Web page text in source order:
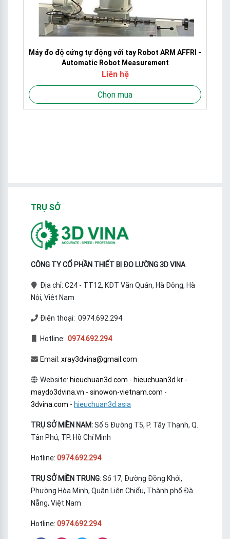
Máy đo độ cứng tự động với tay Robot ARM AFFRI -
Automatic Robot Measurement
Liên hệ
Chọn mua
TRỤ SỞ
CÔNG TY CỔ PHẦN THIẾT BỊ ĐO LƯỜNG 3D VINA
Địa chỉ: C24 - TT12, KĐT Văn Quán, Hà Đông, Hà
Nội, Việt Nam
Điện thoại: 0974.692.294
Hotline: 0974.692.294
Email: xray3dvina@gmail.com
Website: hieuchuan3d.com - hieuchuan3d.kr-
maydo3dvina.vn - sinowon-vietnam.com -
3dvina.com - hieuchuan3d.asia
TRỤ SỞ MIỀN NAM:Số 5 Đường T5, P. Tây Thạnh, Q.
Tân Phú, TP. Hồ Chí Minh
Hotline: 0974.692.294
TRỤ SỞ MIỀN TRUNG: Số 17, Đường Đồng Khởi,
Phường Hòa Minh, Quận Liên Chiểu, Thành phố Đà
Nẵng, Việt Nam
Hotline: 0974.692.294